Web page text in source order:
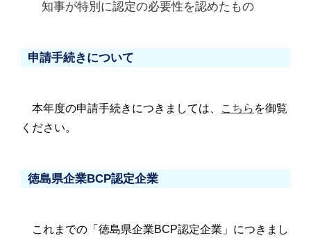
知事が特別に認定の必要性を認めたもの
申請手続きについて
本年度の申請手続きにつきましては、 こちら を御覧
ください。
徳島県企業BCP認定企業
これまでの「徳島県企業BCP認定企業」につきまし